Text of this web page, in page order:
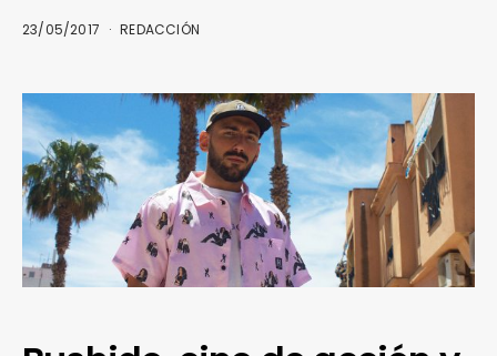
23/05/2017 REDACCIÓN